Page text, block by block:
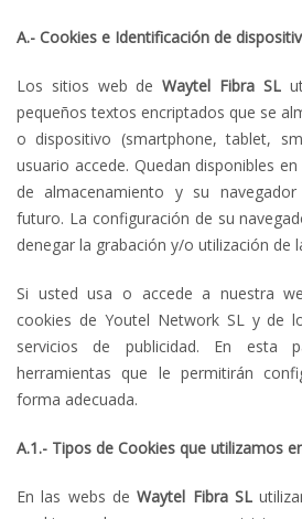
A.- Cookies e Identificación de
Los sitios web deWaytel Fibra SL
pequeños textos encriptados que se
o dispositivo (smartphone, tablet,
usuario accede. Quedan disponibles
de almacenamiento y su
futuro. La configuración de su
denegar la grabación y/o utilización de
Si usted usa o accede a nuestra
cookies de Youtel Network SL y de
servicios de publicidad. En esta
herramientas que le permitirán
forma adecuada.
A.1.- Tipos de Cookies que utilizamos
En las webs deWaytel FibraSL